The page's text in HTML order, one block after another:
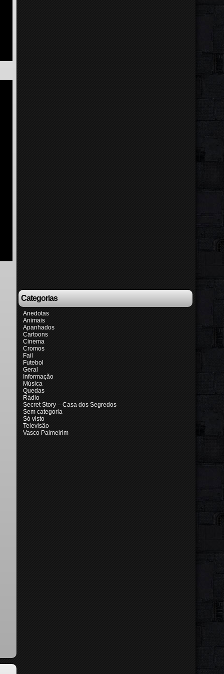
Categorias
Anedotas
Animais
Apanhados
Cartoons
Cinema
Cromos
Fail
Futebol
Geral
Informação
Música
Quedas
Rádio
Secret Story – Casa dos Segredos
Sem categoria
Só visto
Televisão
Vasco Palmeirim